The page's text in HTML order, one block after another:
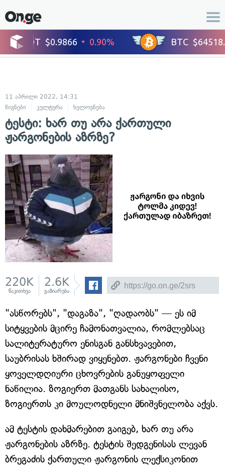
11 აპრილი 2022, 14:31
წიგნები
კულტურა ხელოვნება
ტესტი: ხარ თუ არა ქართული
ჟარგონების აზრზე?
220K
წაკითხვა
2.6K
გაზიარება
"ასწორებს", "დაგაზა", "ღადაობს" — ეს იმ
სიტყვების მცირე ჩამონათვალია, რომლებსაც
სალიტერატურო ენისგან განსხვავებით,
საუბრისას ხშირად ვიყენებთ. ჟარგონები ჩვენი
ყოველდღიური ცხოვრების განუყოფელი
ნაწილია. ზოგიერთ მათგანს სახალისო,
ზოგიერთს კი მოულოდნელი მნიშვნელობა აქვს.
ამ ტესტის დახმარებით გაიგებ, ხარ თუ არა
ჟარგონების აზრზე. ტესტის შედგენისას ლევან
ბრეგაძის ქართული ჟარგონის ლექსიკონით